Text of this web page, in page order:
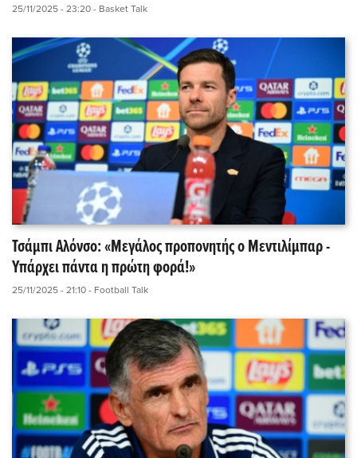
25/11/2025 - 23:20 - Basket Talk
Τσάμπι Αλόνσο: «Μεγάλος προπονητής ο Μεντιλίμπαρ -
Υπάρχει πάντα η πρώτη φορά!»
25/11/2025 - 21:10 - Football Talk